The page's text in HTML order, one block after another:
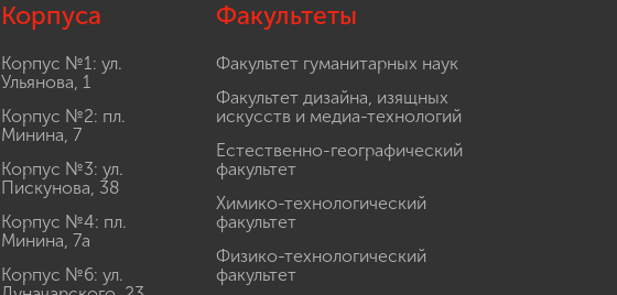
Наука
Международная деятельность
Другие виды деятельности
Студенческая жизнь
организации
Корпуса
Корпус №1: ул.
Ульянова, 1
Корпус №2: пл.
Минина, 7
Корпус №3: ул.
Пискунова, 38
Корпус №4: пл.
Минина, 7а
Корпус №6: ул.
Факультеты
Факультет гуманитарных наук
Факультет дизайна, изящных
искусств и медиа-технологий
Естественно-географический
факультет
Химико-технологический
факультет
Физико-технологический
факультет